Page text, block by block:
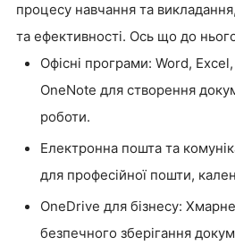
процесу навчання та
та ефективності. Ось що до
Офісні програми: Word,
OneNote для створення
роботи.
Електронна пошта та
для професійної пошти,
OneDrive для бізнесу:
безпечного зберігання